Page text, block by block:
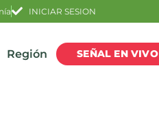
INICIAR SESION
Región SEÑAL EN VIVO